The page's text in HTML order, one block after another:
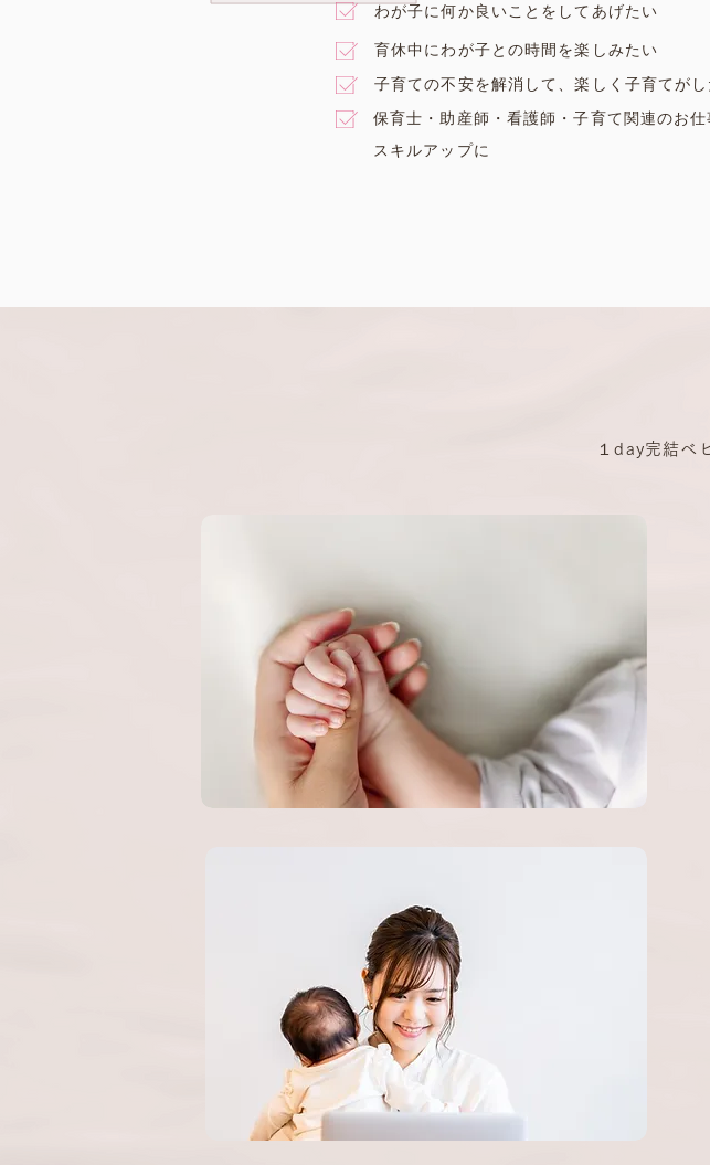
わが子に何か良いことをしてあげたい
育休中にわが子との時間を楽しみたい
子育ての不安を解消して、楽しく子育てが
保育士・助産師・看護師・子育て関連のお仕
スキルアップに
１day完結べ